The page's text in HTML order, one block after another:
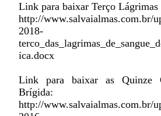
Link para baixar Terço Lágrimas
http://www.salvaialmas.com.br/
2018-
ica.docx
Link para baixar as Quinze
Brígida:
http://www.salvaialmas.com.br/